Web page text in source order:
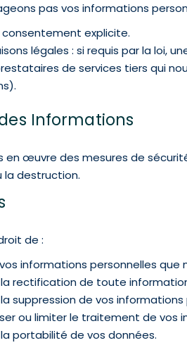
pas vos informations
explicite.
légales : si requis par la loi,
de services tiers qui
Informations
en œuvre des mesures de
la destruction.
de :
informations personnelles que
rectification de toute
suppression de vos informations
ou limiter le traitement de vos
portabilité de vos données.